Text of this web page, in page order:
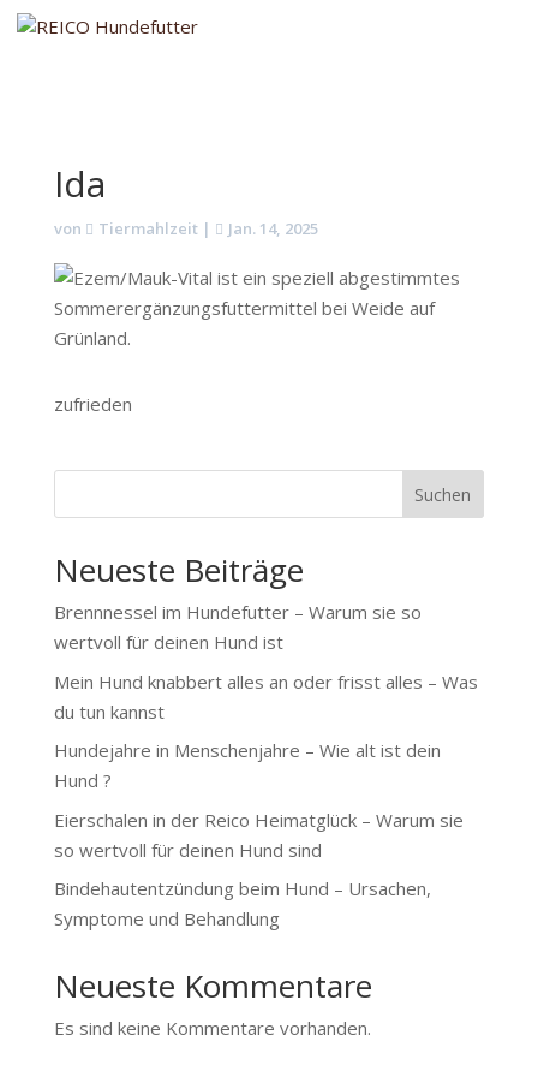
Ida
von Tiermahlzeit| Jan. 14, 2025
zufrieden
Suchen
Neueste Beiträge
Brennnessel im Hundefutter – Warum sie so
wertvoll für deinen Hund ist
Mein Hund knabbert alles an oder frisst alles – Was
du tun kannst
Hundejahre in Menschenjahre – Wie alt ist dein
Hund ?
Eierschalen in der Reico Heimatglück – Warum sie
so wertvoll für deinen Hund sind
Bindehautentzündung beim Hund – Ursachen,
Symptome und Behandlung
Neueste Kommentare
Es sind keine Kommentare vorhanden.